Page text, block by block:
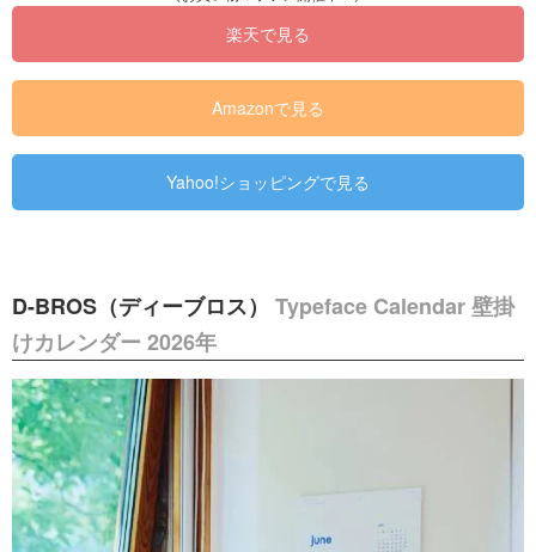
楽天で見る
Amazonで見る
Yahoo!ショッピングで見る
D-BROS（ディーブロス） Typeface Calendar 壁掛
けカレンダー 2026年